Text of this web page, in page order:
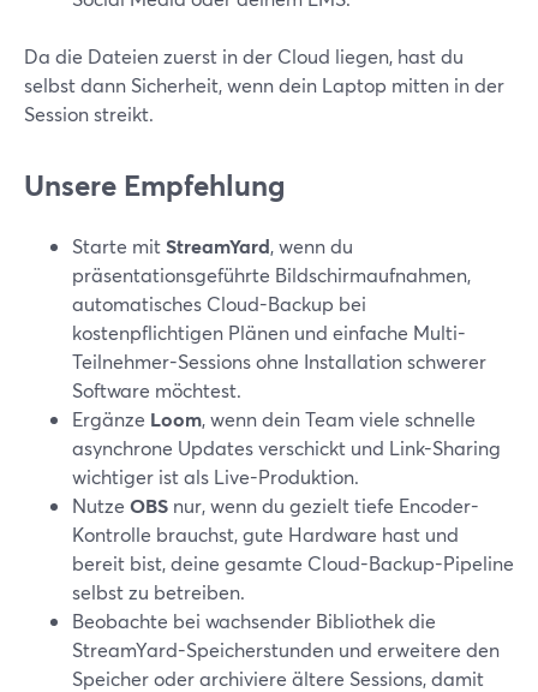
Da die Dateien zuerst in der Cloud liegen, hast du
selbst dann Sicherheit, wenn dein Laptop mitten in der
Session streikt.
Unsere Empfehlung
Starte mitStreamYard, wenn du
präsentationsgeführte Bildschirmaufnahmen,
automatisches Cloud-Backup bei
kostenpflichtigen Plänen und einfache Multi-
Teilnehmer-Sessions ohne Installation schwerer
Software möchtest.
Ergänze Loom, wenn dein Team viele schnelle
asynchrone Updates verschickt und Link-Sharing
wichtiger ist als Live-Produktion.
Nutze OBS nur, wenn du gezielt tiefe Encoder-
Kontrolle brauchst, gute Hardware hast und
bereit bist, deine gesamte Cloud-Backup-Pipeline
selbst zu betreiben.
Beobachte bei wachsender Bibliothek die
StreamYard-Speicherstunden und erweitere den
Speicher oder archiviere ältere Sessions, damit